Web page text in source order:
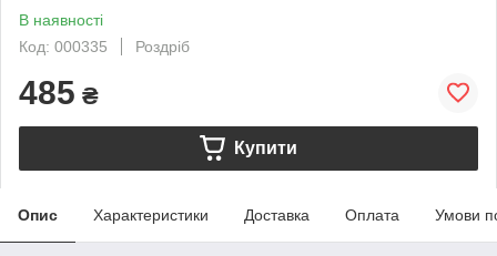
В наявності
Код: 000335
Роздріб
485 ₴
Купити
Опис Характеристики Доставка Оплата Умови